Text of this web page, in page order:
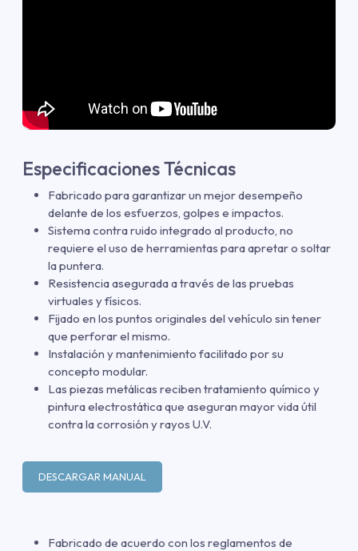
Especificaciones Técnicas
Fabricado para garantizar un mejor desempeño
delante de los esfuerzos, golpes e impactos.
Sistema contra ruido integrado al producto, no
requiere el uso de herramientas para apretar o soltar
la puntera.
Resistencia asegurada a través de las pruebas
virtuales y físicos.
Fijado en los puntos originales del vehículo sin tener
que perforar el mismo.
Instalación y mantenimiento facilitado por su
concepto modular.
Las piezas metálicas reciben tratamiento químico y
pintura electrostática que aseguran mayor vida útil
contra la corrosión y rayos U.V.
DESCARGAR MANUAL
Fabricado de acuerdo con los reglamentos de